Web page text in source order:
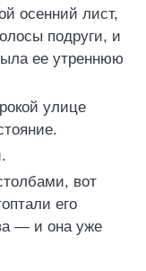
осенний лист,
подруги, и
ее утреннюю
улице
вот
его
— и она уже